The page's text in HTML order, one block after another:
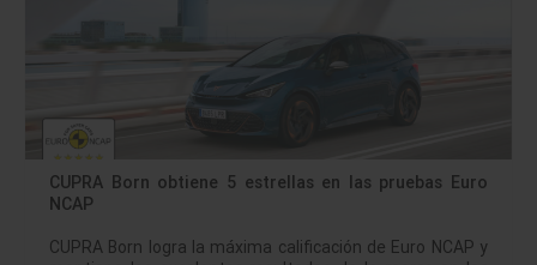
CUPRA Born obtiene 5 estrellas en las pruebas Euro
NCAP
CUPRA Born logra la máxima calificación de Euro NCAP y